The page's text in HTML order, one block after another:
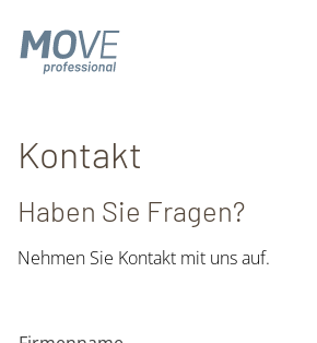
Kontakt
Haben Sie Fragen?
Nehmen Sie Kontakt mit uns auf.